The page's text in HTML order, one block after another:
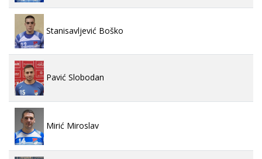
Stanisavljević Boško
Pavić Slobodan
Mirić Miroslav